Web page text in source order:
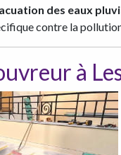
des eaux
contre la
à